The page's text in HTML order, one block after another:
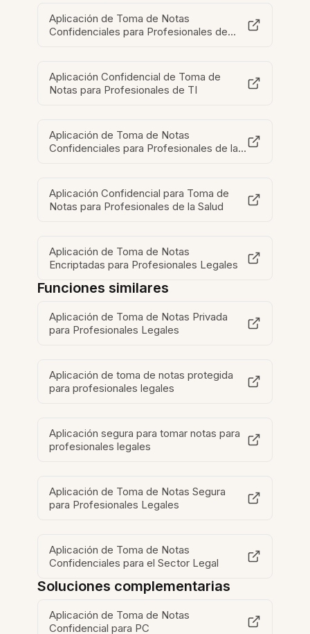
Aplicación de Toma de Notas
Confidenciales para Profesionales de
Aplicación Confidencial de Toma de
Notas para Profesionales de TI
Aplicación de Toma de Notas
Confidenciales para Profesionales de la
Aplicación Confidencial para Toma de
Notas para Profesionales de la Salud
Aplicación de Toma de Notas
Encriptadas para Profesionales Legales
Funciones similares
Aplicación de Toma de Notas Privada
para Profesionales Legales
Aplicación de toma de notas protegida
para profesionales legales
Aplicación segura para tomar notas para
profesionales legales
Aplicación de Toma de Notas Segura
para Profesionales Legales
Aplicación de Toma de Notas
Confidenciales para el Sector Legal
Soluciones complementarias
Aplicación de Toma de Notas
Confidencial para PC